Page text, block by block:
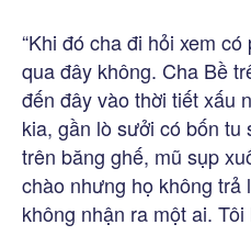
“Khi đó cha đi hỏi xem
qua đây không. Cha Bề
đến đây vào thời tiết xấu
kia, gần lò sưởi có bốn tu
trên băng ghế, mũ sụp
chào nhưng họ không trả
không nhận ra một ai.